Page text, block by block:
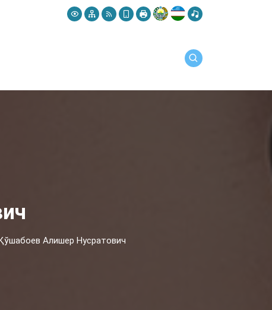
Алишер Нусратович